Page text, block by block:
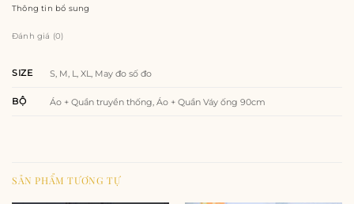
Thông tin bổ sung
Đánh giá (0)
SIZE S, M, L, XL, May đo số đo
BỘ Áo + Quần truyền thống, Áo + Quần Váy ống 90cm
SẢN PHẨM TƯƠNG TỰ